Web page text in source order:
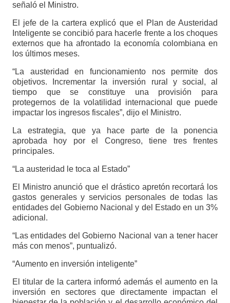
señaló el Ministro.
El jefe de la cartera explicó que el Plan de Austeridad
Inteligente se concibió para hacerle frente a los choques
externos que ha afrontado la economía colombiana en
los últimos meses.
“La austeridad en funcionamiento nos permite dos
objetivos. Incrementar la inversión rural y social, al
tiempo que se constituye una provisión para
protegernos de la volatilidad internacional que puede
impactar los ingresos fiscales”, dijo el Ministro.
La estrategia, que ya hace parte de la ponencia
aprobada hoy por el Congreso, tiene tres frentes
principales.
“La austeridad le toca al Estado”
El Ministro anunció que el drástico apretón recortará los
gastos generales y servicios personales de todas las
entidades del Gobierno Nacional y del Estado en un 3%
adicional.
“Las entidades del Gobierno Nacional van a tener hacer
más con menos”, puntualizó.
“Aumento en inversión inteligente”
El titular de la cartera informó además el aumento en la
inversión en sectores que directamente impactan el